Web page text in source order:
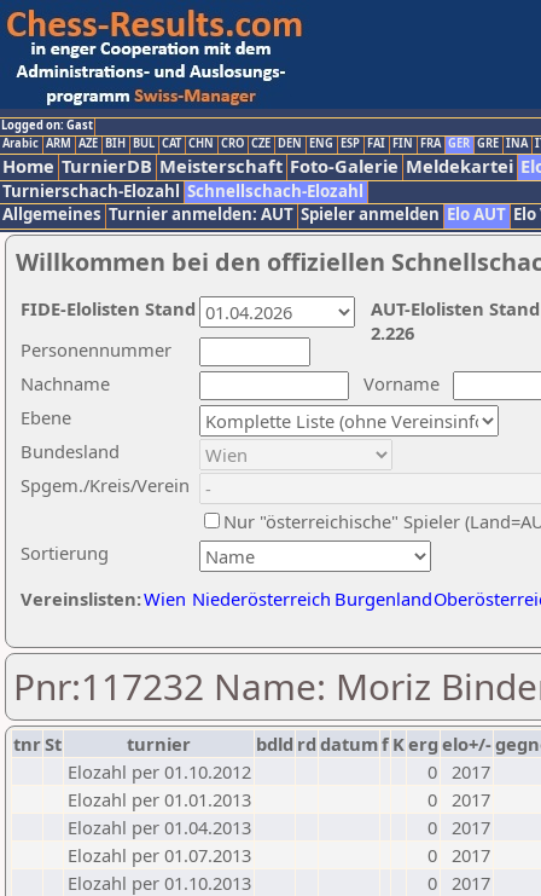
Logged on: Gast
Arabic ARM AZE BIH BUL CAT CHN CRO CZE DEN ENG ESP FAI FIN FRA GER GRE INA
Home TurnierDB Meisterschaft Foto-Galerie Meldekartei
Turnierschach-Elozahl Schnellschach-Elozahl
Allgemeines Turnier anmelden: AUT Spieler anmelden Elo AUT
Willkommen bei den offiziellen
Nachname
Vorname
Ebene
Sortierung
Personennummer
Bundesland
Spgem./Kreis/Verein
Nur "österreichische" Spieler
Vereinslisten:Wien Niederösterreich Burgenland
AUT-Elolisten
2.226
FIDE-Elolisten Stand
Pnr:117232 Name: Moriz
tnrSt turnier bdld rd datumf Kerg elo+/-
Elozahl per 01.10.2012
0 2017
Elozahl per 01.01.2013
0 2017
Elozahl per 01.04.2013
0 2017
Elozahl per 01.07.2013
0 2017
Elozahl per 01.10.2013
0 2017